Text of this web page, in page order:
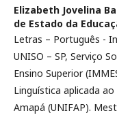
Elizabeth Jovelina
de Estado da
Letras – Português -
UNISO – SP, Serviço
Ensino Superior
Linguística aplicada
Amapá (UNIFAP).